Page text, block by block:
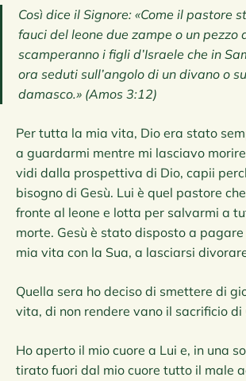
Così dice il Signore: «Come il pastore
fauci del leone due zampe o un pezzo
scamperanno i figli d’Israele che in
ora seduti sull’angolo di un divano o
damasco.» (Amos‬ ‭3:12‬)
Per tutta la mia vita, Dio era stato
a guardarmi mentre mi lasciavo
vidi dalla prospettiva di Dio, capii
bisogno di Gesù. Lui è quel pastore
fronte al leone e lotta per salvarmi a
morte. Gesù è stato disposto a
mia vita con la Sua, a lasciarsi
Quella sera ho deciso di smettere di
vita, di non rendere vano il sacrificio di
Ho aperto il mio cuore a Lui e, in una
tirato fuori dal mio cuore tutto il male